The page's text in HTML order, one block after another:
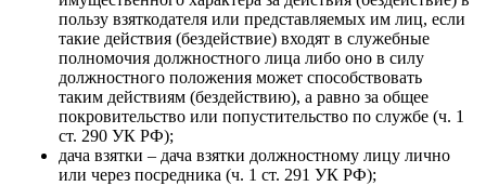
пользу взяткодателя или представляемых им лиц, если
такие действия (бездействие) входят в служебные
полномочия должностного лица либо оно в силу
должностного положения может способствовать
таким действиям (бездействию), а равно за общее
покровительство или попустительство по службе (ч. 1
ст. 290 УК РФ);
дача взятки – дача взятки должностному лицу лично
или через посредника (ч. 1 ст. 291 УК РФ);